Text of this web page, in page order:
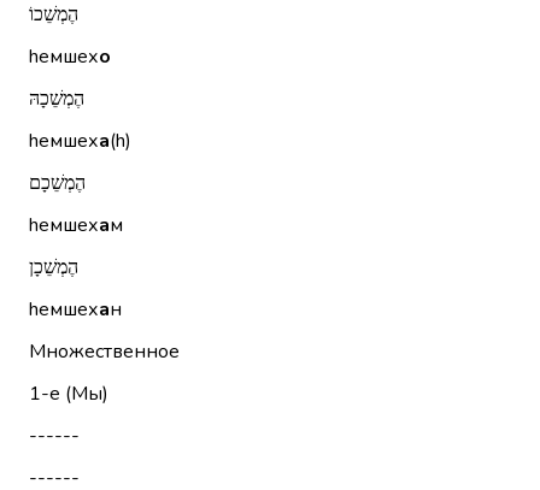
הֶמְשֵׁכוֹ
hемшехо
הֶמְשֵׁכָהּ
hемшеха(h)
הֶמְשֵׁכָם
hемшехам
הֶמְשֵׁכָן
hемшехан
Множественное
1-е (Мы)
------
------